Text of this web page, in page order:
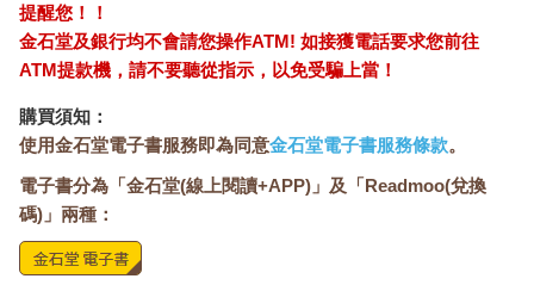
提醒您！！
金石堂及銀行均不會請您操作ATM! 如接獲電話要求您前往
ATM提款機，請不要聽從指示，以免受騙上當！
購買須知：
使用金石堂電子書服務即為同意金石堂電子書服務條款。
電子書分為「金石堂(線上閱讀+APP)」及「Readmoo(兌換
碼)」兩種：